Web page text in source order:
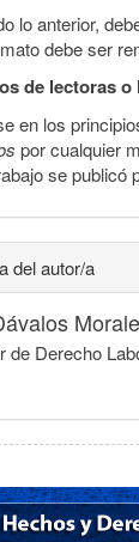
lo anterior,
debe ser
de lectoras o
en los
por cualquier
se publicó
del autor/a
de Derecho